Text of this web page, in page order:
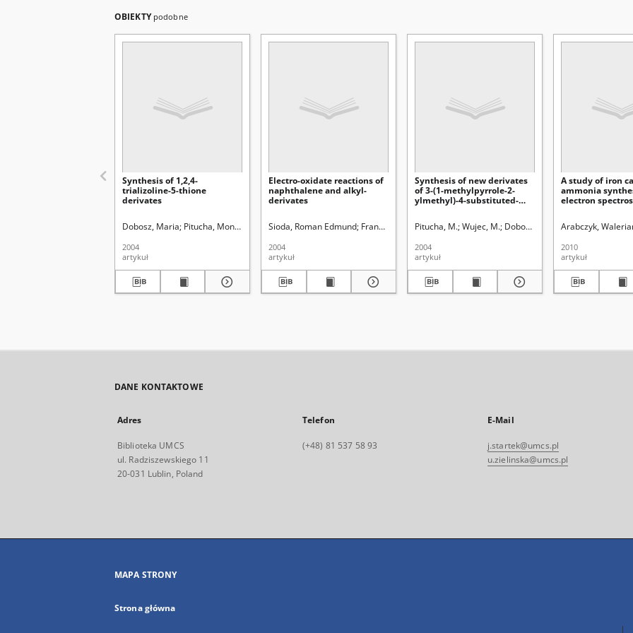
OBIEKTY podobne
Synthesis of 1,2,4-
trializoline-5-thione
derivates
Dobosz, Maria Pitucha, Monika Wujec, Monika
2004
artykuł
Electro-oxidate reactions of
naphthalene and alkyl-
derivates
Sioda, Roman Edmund Frankowska, Barbara
2004
artykuł
Synthesis of new derivates
of 3-(1-methylpyrrole-2-
ylmethyl)-4-substituted-
Pitucha, M. Wujec, M. Dobosz, M.
2004
artykuł
A study of iron
ammonia
electron
Arabczyk,
2010
artykuł
DANE KONTAKTOWE
Adres
Biblioteka UMCS
ul. Radziszewskiego 11
20-031 Lublin, Poland
Telefon
(+48) 81 537 58 93
E-Mail
j.startek@umcs.pl
u.zielinska@umcs.pl
MAPA STRONY
Strona główna